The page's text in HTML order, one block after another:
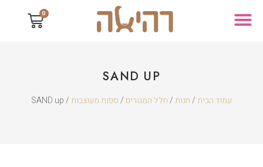
0
SAND UP
עמוד הבית/חנות/חלל המגורים /ספות מעוצבות/ SAND up